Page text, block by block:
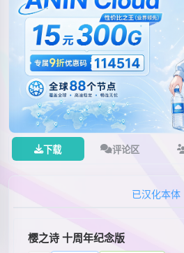
下载 评论区
樱之诗 十周年纪念版
已汉化本体